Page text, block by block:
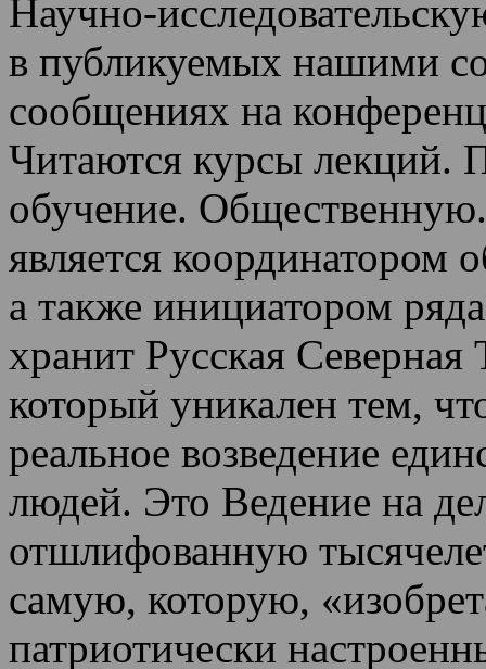
Научно-
в публикуемых нашими
сообщениях на
Читаются курсы лекций.
обучение.
является
а также инициатором
хранит Русская
который уникален тем,
реальное возведение
людей. Это Ведение на
отшлифованную
самую, которую,
патриотически